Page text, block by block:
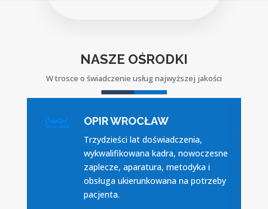
NASZE OŚRODKI
W trosce o świadczenie usług najwyższej jakości
OPIR WROCŁAW
Trzydzieści lat doświadczenia,
wykwalifikowana kadra, nowoczesne
zaplecze, aparatura, metodyka i
obsługa ukierunkowana na potrzeby
pacjenta.